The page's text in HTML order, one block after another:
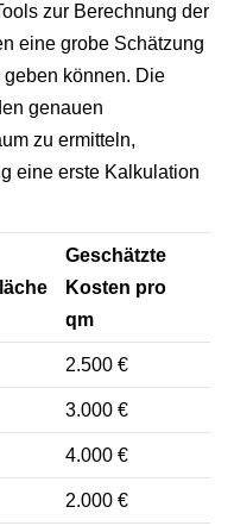
zur Berechnung der
eine grobe Schätzung
können. Die
genauen
zu ermitteln,
eine erste Kalkulation
Geschätzte
Kosten pro
qm
2.500 €
3.000 €
4.000 €
2.000 €